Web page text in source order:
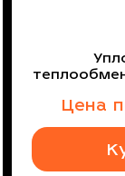
Цена